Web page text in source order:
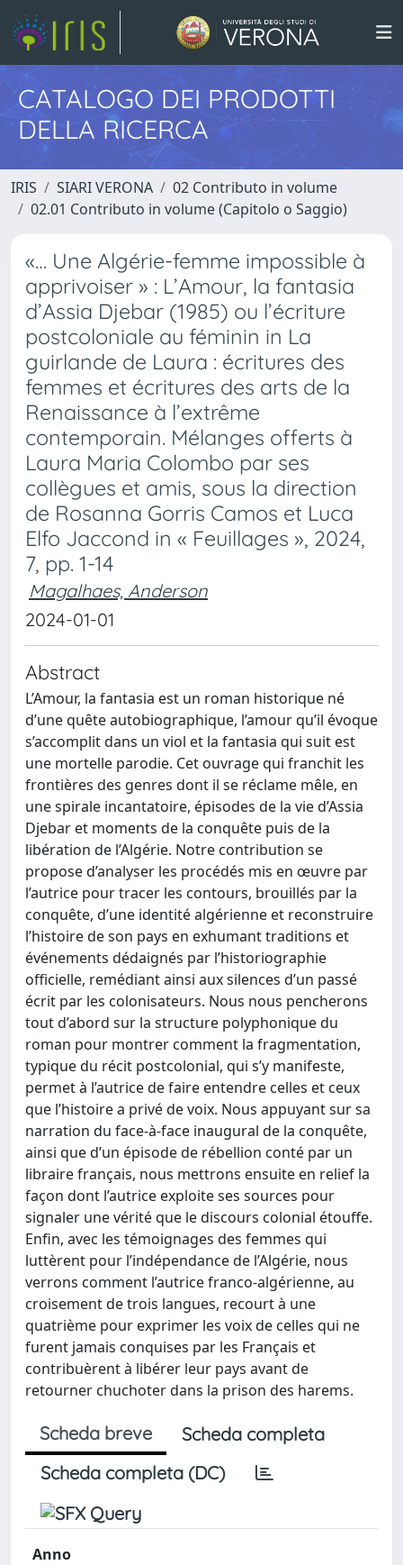
CATALOGO DEI PRODOTTI
DELLA RICERCA
IRIS SIARI VERONA
02 Contributo in volume
02.01 Contributo in volume (Capitolo o Saggio)
«… Une Algérie-femme impossible à
apprivoiser » : L’Amour, la fantasia
d’Assia Djebar (1985) ou l’écriture
postcoloniale au féminin in La
guirlande de Laura : écritures des
femmes et écritures des arts de la
Renaissance à l’extrême
contemporain. Mélanges offerts à
Laura Maria Colombo par ses
collègues et amis, sous la direction
de Rosanna Gorris Camos et Luca
Elfo Jaccond in « Feuillages », 2024,
7, pp. 1-14
Magalhaes, Anderson
2024-01-01
Abstract
L’Amour, la fantasia est un roman historique né
d’une quête autobiographique, l’amour qu’il évoque
s’accomplit dans un viol et la fantasia qui suit est
une mortelle parodie. Cet ouvrage qui franchit les
frontières des genres dont il se réclame mêle, en
une spirale incantatoire, épisodes de la vie d’Assia
Djebar et moments de la conquête puis de la
libération de l’Algérie. Notre contribution se
propose d’analyser les procédés mis en œuvre par
l’autrice pour tracer les contours, brouillés par la
conquête, d’une identité algérienne et reconstruire
l’histoire de son pays en exhumant traditions et
événements dédaignés par l’historiographie
officielle, remédiant ainsi aux silences d’un passé
écrit par les colonisateurs. Nous nous pencherons
tout d’abord sur la structure polyphonique du
roman pour montrer comment la fragmentation,
typique du récit postcolonial, qui s’y manifeste,
permet à l’autrice de faire entendre celles et ceux
que l’histoire a privé de voix. Nous appuyant sur sa
narration du face-à-face inaugural de la conquête,
ainsi que d’un épisode de rébellion conté par un
libraire français, nous mettrons ensuite en relief la
façon dont l’autrice exploite ses sources pour
signaler une vérité que le discours colonial étouffe.
Enfin, avec les témoignages des femmes qui
luttèrent pour l’indépendance de l’Algérie, nous
verrons comment l’autrice franco-algérienne, au
croisement de trois langues, recourt à une
quatrième pour exprimer les voix de celles qui ne
furent jamais conquises par les Français et
contribuèrent à libérer leur pays avant de
retourner chuchoter dans la prison des harems.
Scheda breve
Scheda completa
Scheda completa (DC)
Anno